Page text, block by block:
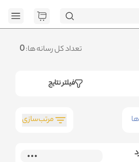
تعداد کل رسانه ها:0
فیلتر نتایج
مرتب‌سازی
<no
.متوجه شدم